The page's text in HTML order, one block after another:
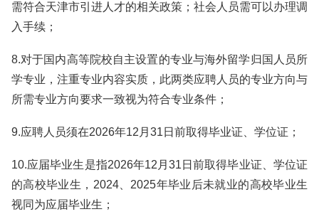
需符合天津市引进人才的相关政策；社会人员需可以办理调
入手续；
8.对于国内高等院校自主设置的专业与海外留学归国人员所
学专业，注重专业内容实质，此两类应聘人员的专业方向与
所需专业方向要求一致视为符合专业条件；
9.应聘人员须在2026年12月31日前取得毕业证、学位证；
10.应届毕业生是指2026年12月31日前取得毕业证、学位证
的高校毕业生，2024、2025年毕业后未就业的高校毕业生
视同为应届毕业生；